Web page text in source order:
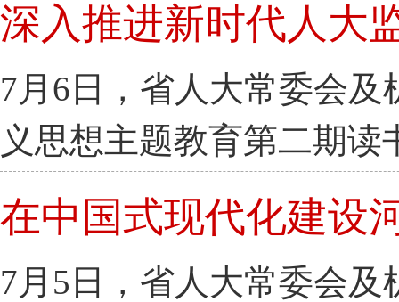
深入推进新时代人大
7月6日，省人大常委会
义思想主题教育第二期
在中国式现代化建设
7月5日，省人大常委会